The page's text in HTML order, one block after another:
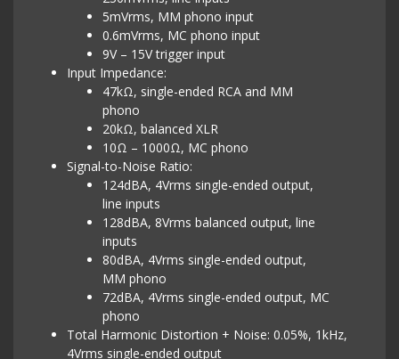
5mVrms, MM phono input
0.6mVrms, MC phono input
9V – 15V trigger input
Input Impedance:
47kΩ, single-ended RCA and MM
phono
20kΩ, balanced XLR
10Ω – 1000Ω, MC phono
Signal-to-Noise Ratio:
124dBA, 4Vrms single-ended output,
line inputs
128dBA, 8Vrms balanced output, line
inputs
80dBA, 4Vrms single-ended output,
MM phono
72dBA, 4Vrms single-ended output, MC
phono
Total Harmonic Distortion + Noise: 0.05%, 1kHz,
4Vrms single-ended output